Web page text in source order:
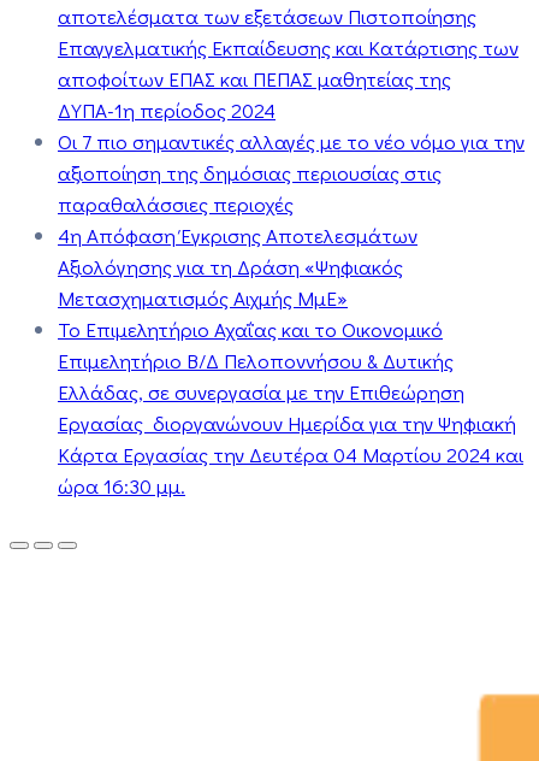
αποτελέσματα των εξετάσεων Πιστοποίησης
Επαγγελματικής Εκπαίδευσης και Κατάρτισης των
αποφοίτων ΕΠΑΣ και ΠΕΠΑΣ μαθητείας της
ΔΥΠΑ-1η περίοδος 2024
Οι 7 πιο σημαντικές αλλαγές με το νέο νόμο για την
αξιοποίηση της δημόσιας περιουσίας στις
παραθαλάσσιες περιοχές
4η Απόφαση Έγκρισης Αποτελεσμάτων
Αξιολόγησης για τη Δράση «Ψηφιακός
Μετασχηματισμός Αιχμής ΜμΕ»
Το Επιμελητήριο Αχαΐας και το Οικονομικό
Επιμελητήριο Β/Δ Πελοποννήσου & Δυτικής
Ελλάδας, σε συνεργασία με την Επιθεώρηση
Εργασίας διοργανώνουν Ημερίδα για την Ψηφιακή
Κάρτα Εργασίας την Δευτέρα 04 Μαρτίου 2024 και
ώρα 16:30 μμ.